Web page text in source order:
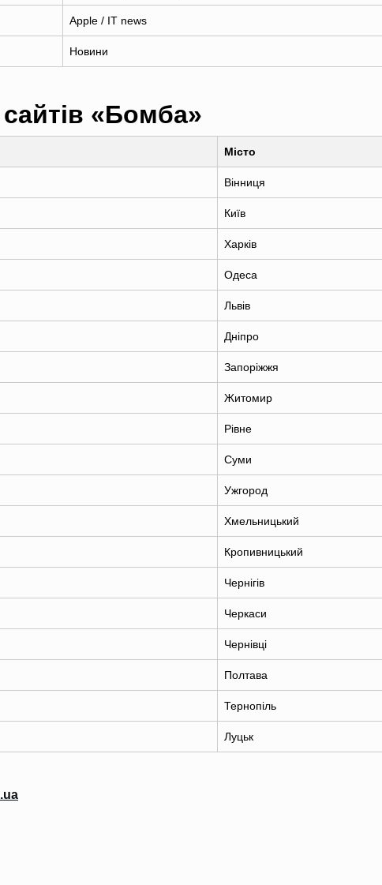
Apple / IT news
Новини
«Бомба»
Місто
Вінниця
Київ
Харків
Одеса
Львів
Дніпро
Запоріжжя
Житомир
Рівне
Суми
Ужгород
Хмельницький
Кропивницький
Чернігів
Черкаси
Чернівці
Полтава
Тернопіль
Луцьк